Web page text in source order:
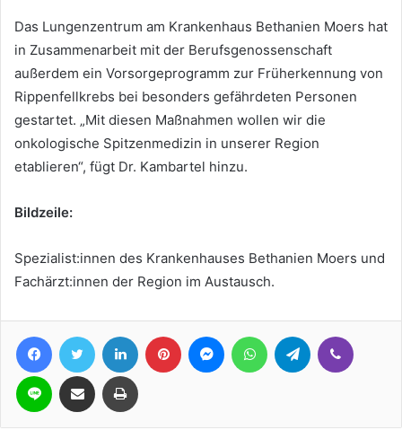
Das Lungenzentrum am Krankenhaus Bethanien Moers hat
in Zusammenarbeit mit der Berufsgenossenschaft
außerdem ein Vorsorgeprogramm zur Früherkennung von
Rippenfellkrebs bei besonders gefährdeten Personen
gestartet. „Mit diesen Maßnahmen wollen wir die
onkologische Spitzenmedizin in unserer Region
etablieren“, fügt Dr. Kambartel hinzu.
Bildzeile:
Spezialist:innen des Krankenhauses Bethanien Moers und
Fachärzt:innen der Region im Austausch.
FacebookTwitter LinkedIn Pinterest MessengerWhatsAppTelegram
Line Teile per E-Mail Drucken